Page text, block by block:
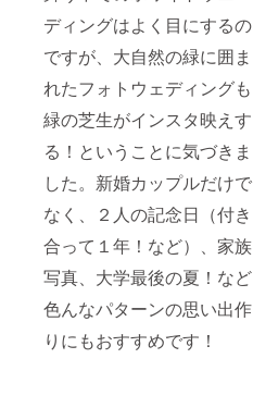
ディングはよく目にするの
ですが、大自然の緑に囲ま
れたフォトウェディングも
緑の芝生がインスタ映えす
る！ということに気づきま
した。新婚カップルだけで
なく、２人の記念日（付き
合って１年！など）、家族
写真、大学最後の夏！など
色んなパターンの思い出作
りにもおすすめです！